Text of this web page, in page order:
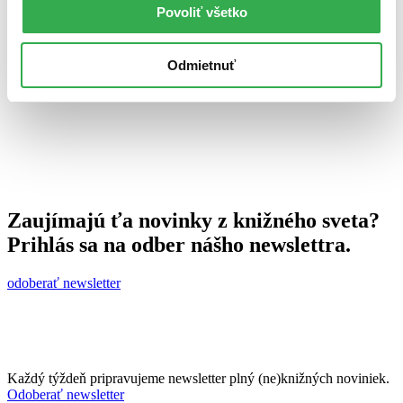
Povoliť všetko
Odmietnuť
13. júla 2010
Zaujímajú ťa novinky z knižného sveta?
Prihlás sa na odber nášho newslettra.
odoberať newsletter
Každý týždeň pripravujeme newsletter plný (ne)knižných noviniek.
Odoberať newsletter